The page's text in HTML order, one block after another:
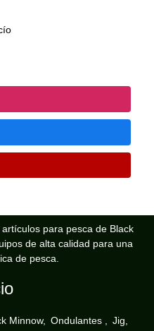
para pesca de Black
de alta calidad para una
de pesca.
Minnow Ondulantes
Jig